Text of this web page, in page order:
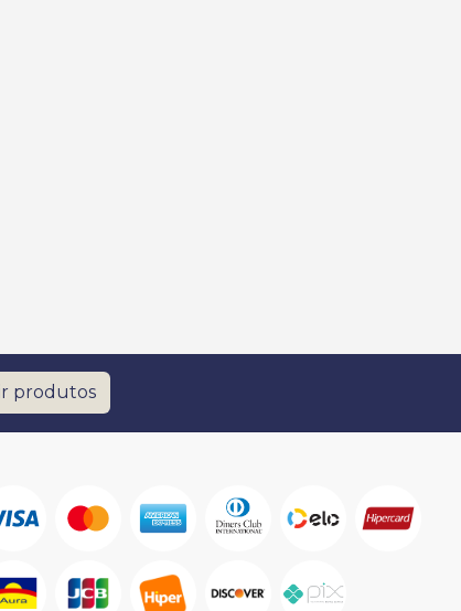
produtos